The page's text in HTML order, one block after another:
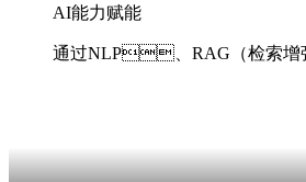
AI能力赋能
通过NLP、RAG（检索增强